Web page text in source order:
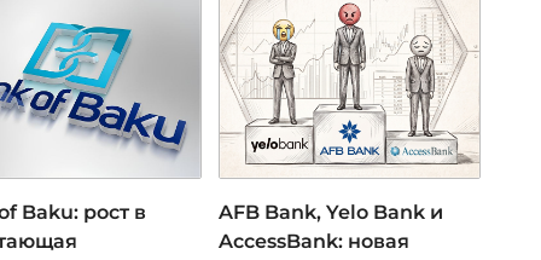
Baku: рост в
AFB Bank, Yelo Bank и
AccessBank: новая